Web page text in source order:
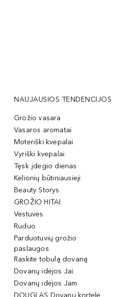
NAUJAUSIOS TENDENCIJOS
Grožio vasara
Vasaros aromatai
Moteriški kvepalai
Vyriški kvepalai
Tęsk įdegio dienas
Kelionių būtiniausieji
Beauty Storys
GROŽIO HITAI
Vestuvės
Ruduo
Parduotuvių grožio
paslaugos
Raskite tobulą dovaną
Dovanų idėjos Jai
Dovanų idėjos Jam